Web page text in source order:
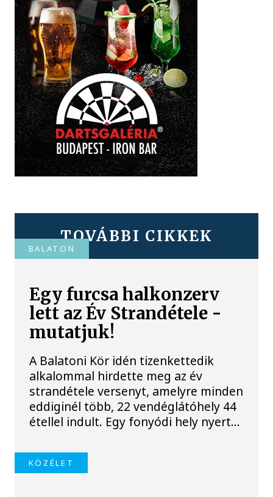
TOVÁBBI CIKKEK
BALATON
Egy furcsa halkonzerv
lett az Év Strandétele -
mutatjuk!
A Balatoni Kör idén tizenkettedik
alkalommal hirdette meg az év
strandétele versenyt, amelyre minden
eddiginél több, 22 vendéglátóhely 44
étellel indult. Egy fonyódi hely nyert...
KÖZÉLET